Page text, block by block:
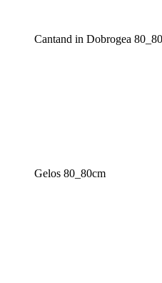
Cantand in Dobrogea
Gelos 80_80cm